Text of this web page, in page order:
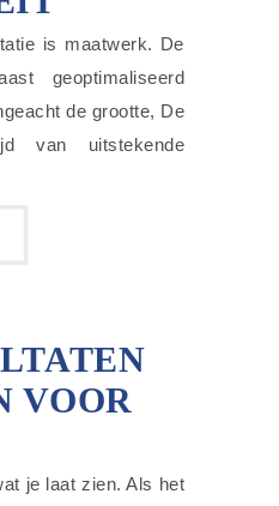
is maatwerk. De
geoptimaliseerd
de grootte, De
van uitstekende
VOOR
je laat zien. Als het